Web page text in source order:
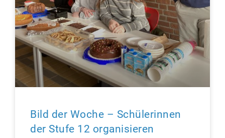
Bild der Woche – Schülerinnen
der Stufe 12 organisieren